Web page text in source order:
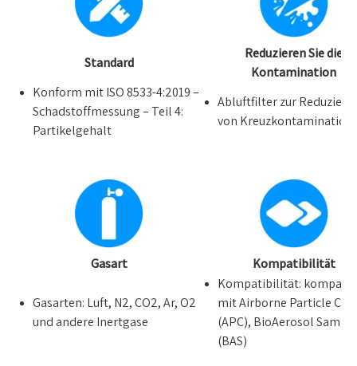
Standard
Reduzieren Sie die
Kontamination
Konform mit ISO 8533-4:2019 –
Schadstoffmessung – Teil 4:
Partikelgehalt
Abluftfilter zur
von
Gasart Kompatibilität
Gasarten: Luft, N2, CO2, Ar, O2
und andere Inertgase
Kompatibilität:
mit Airborne Particle
(APC), BioAerosol
(BAS)